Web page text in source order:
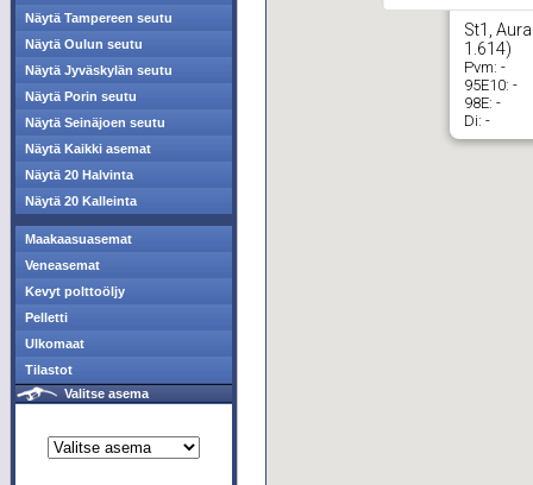
Näytä Tampereen seutu
Näytä Oulun seutu
Näytä Jyväskylän seutu
Näytä Porin seutu
Näytä Seinäjoen seutu
Näytä Kaikki asemat
Näytä 20 Halvinta
Näytä 20 Kalleinta
Maakaasuasemat
Veneasemat
Kevyt polttoöljy
Pelletti
Ulkomaat
Tilastot
Valitse asema
St1,
1.614)
Pvm: -
95E10: -
98E: -
Di: -